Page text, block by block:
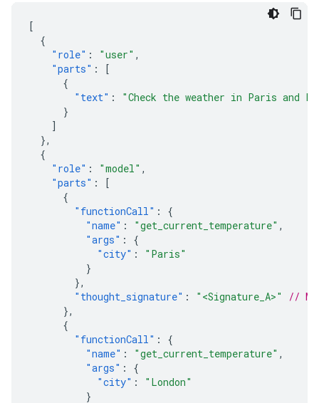
[
{
"role" : "user" ,
"parts" :
[
{
"text" :
"Check the weather in Paris and
}
]
},
{
"role" : "model" ,
"parts" :
[
{
"functionCall" :
{
"name" : "get_current_temperature" ,
"args" :
{
"city" :
"Paris"
}
},
"thought_signature" : "<Signature_A>"
//
},
{
"functionCall" :
{
"name" : "get_current_temperature" ,
"args" :
{
"city" :
"London"
}